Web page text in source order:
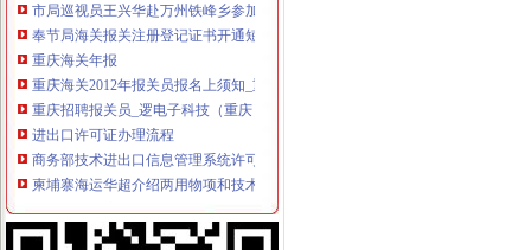
奉节局海关报关注册登记证书开通短信平台助推工作
重庆海关年报
重庆海关2012年报关员报名上须知_重庆报关员报名公
重庆招聘报关员_逻电子科技（重庆）有限公司招聘-汇博网
进出口许可证办理流程
商务部技术进出口信息管理系统许可证电子申请流程-江市商务局
柬埔寨海运华超介绍两用物项和技术进出口的许可证办理规范-中国制
无纸化签约流程
海关无纸化通关流程_北京华晨远洋国际贸易有限责任公司
证券业务全流程无纸化解决方案[好网角文章收]